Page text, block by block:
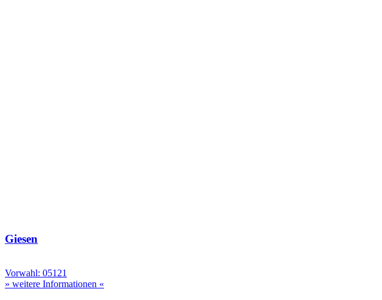
Giesen
Vorwahl: 05121
» weitere Informationen «